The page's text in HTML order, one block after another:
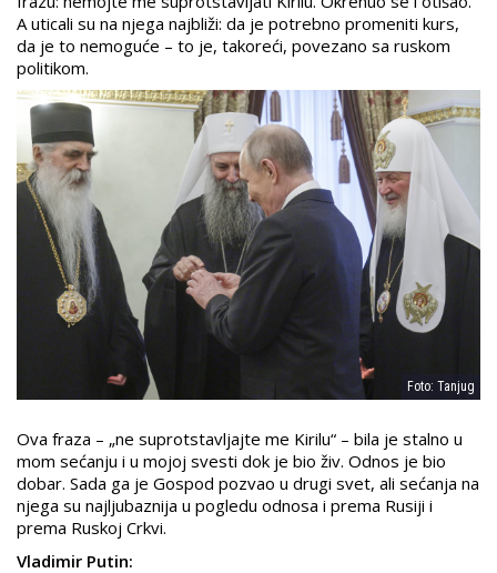
A uticali su na njega najbliži: da je potrebno promeniti kurs,
da je to nemoguće – to je, takoreći, povezano sa ruskom
politikom.
Foto: Tanjug
Ova fraza – „ne suprotstavljajte me Kirilu“ – bila je stalno u
mom sećanju i u mojoj svesti dok je bio živ. Odnos je bio
dobar. Sada ga je Gospod pozvao u drugi svet, ali sećanja na
njega su najljubaznija u pogledu odnosa i prema Rusiji i
prema Ruskoj Crkvi.
Vladimir Putin: